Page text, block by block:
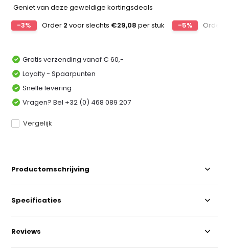
Geniet van deze geweldige kortingsdeals
-3%
Order 2 voor slechts €29,08 per stuk -5% Order
Gratis verzending vanaf € 60,-
Loyalty - Spaarpunten
Snelle levering
Vragen? Bel +32 (0) 468 089 207
Vergelijk
Productomschrijving
Specificaties
Reviews